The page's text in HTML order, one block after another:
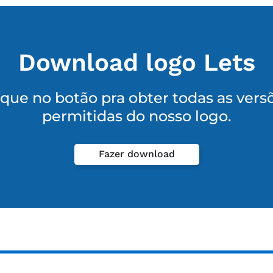
Download logo Lets
no botão pra obter todas as
permitidas do nosso logo.
Fazer download